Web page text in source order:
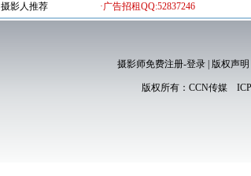
摄影人推荐 ·广告招租QQ:52837246
摄影师免费注册-登录| 版权声明
版权所有： CCN传媒ICP